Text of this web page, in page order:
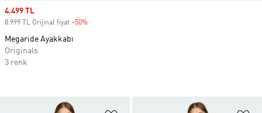
Sale price
4.499 TL
8.999 TL Orijinal fiyat -50%
Megaride Ayakkabı
Originals
3 renk